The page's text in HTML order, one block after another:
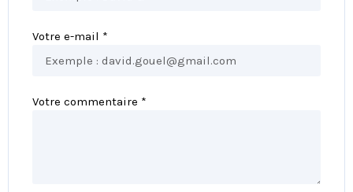
Votre e-mail *
Votre commentaire *